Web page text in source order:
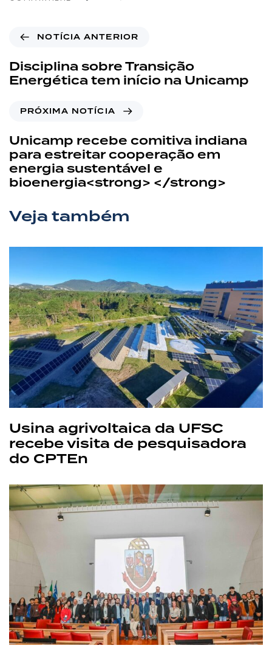
NOTÍCIA ANTERIOR
Disciplina sobre Transição
Energética tem início na Unicamp
PRÓXIMA NOTÍCIA
Unicamp recebe comitiva indiana
para estreitar cooperação em
energia sustentável e
bioenergia<strong> </strong>
Veja também
Usina agrivoltaica da UFSC
recebe visita de pesquisadora
do CPTEn